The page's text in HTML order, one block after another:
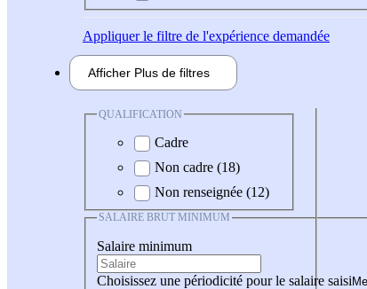
Appliquerle filtre de l'expérience demandée
Afficher Plus de filtres
QUALIFICATION
Cadre
Non cadre (18)
Non renseignée (12)
SALAIRE BRUT MINIMUM
Salaire minimum
Choisissez une périodicité pour le salaire saisi